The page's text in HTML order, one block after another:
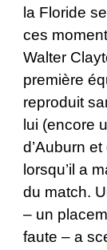
la Floride
ces
Walter
première
reproduit
lui (encore
d’Auburn
lorsqu’il a
du match.
– un
faute – a